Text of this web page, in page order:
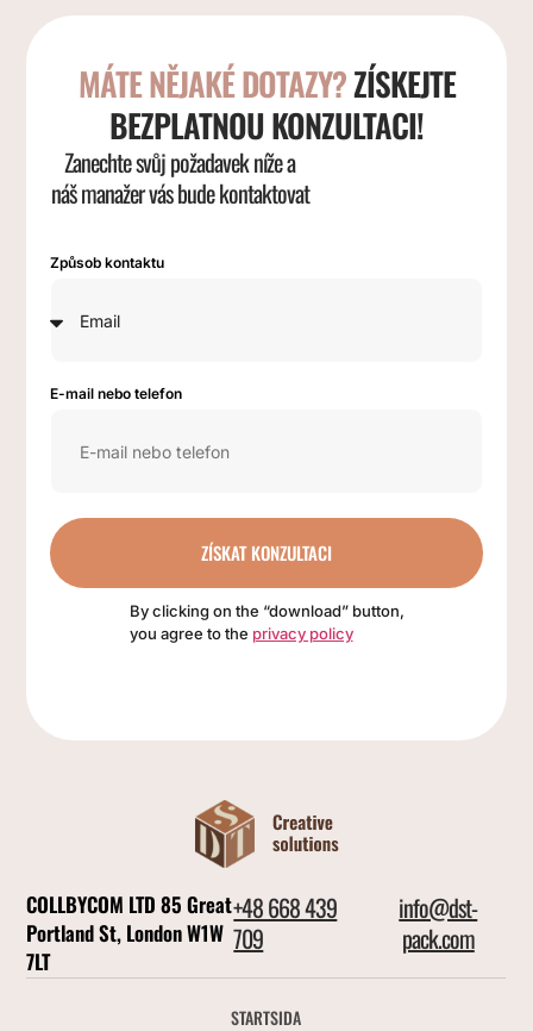
MÁTE NĚJAKÉ DOTAZY?ZÍSKEJTE
BEZPLATNOU KONZULTACI!
Zanechte svůj požadavek níže a
náš manažer vás bude kontaktovat
Způsob kontaktu
E-mail nebo telefon
ZÍSKAT KONZULTACI
By clicking on the “download” button,
you agree to the privacy policy
COLLBYCOM LTD 85 Great
Portland St, London W1W
7LT
+48 668 439
709
info@dst-
pack.com
STARTSIDA